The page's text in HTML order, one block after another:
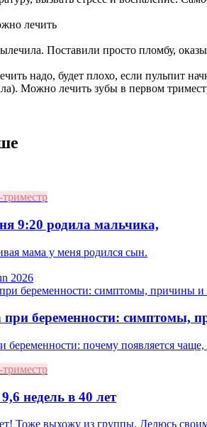
лечить
Поставили просто пломбу,
надо, будет плохо, если пульпит
Можно лечить зубы в первом
9:20 родила мальчика,
мама у меня родился сын.
2026
беременности: симптомы,
почему появляется чаще,
недель в 40 лет
Тоже выхожу из группы. Делюсь